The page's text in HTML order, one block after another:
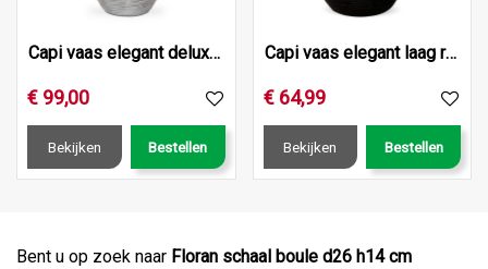
Capi vaas elegant deluxe rib nl 40x30 ivoor
€ 99,00
Bekijken Bestellen
Capi vaas elegant laag rib nl 36x47 zwart
€ 64,99
Bekijken Bestellen
Bent u op zoek naar Floran schaal boule d26 h14 cm